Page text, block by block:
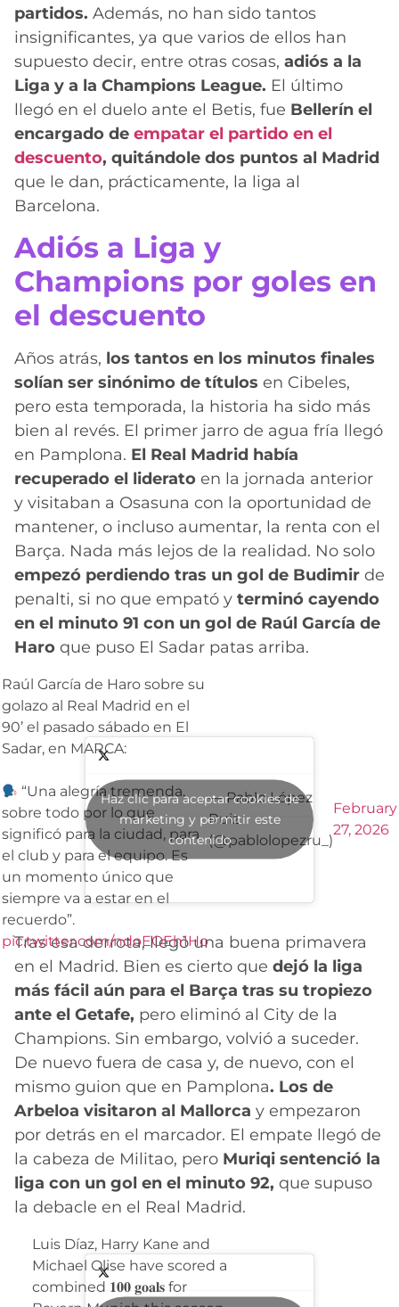
partidos. Además, no han sido tantos
insignificantes, ya que varios de ellos han
supuesto decir, entre otras cosas, adiós a la
Liga y a la Champions League. El último
llegó en el duelo ante el Betis, fue Bellerín el
encargado de empatar el partido en el
descuento, quitándole dos puntos al Madrid
que le dan, prácticamente, la liga al
Barcelona.
Adiós a Liga y
Champions por goles en
el descuento
Años atrás, los tantos en los minutos finales
solían ser sinónimo de títulos en Cibeles,
pero esta temporada, la historia ha sido más
bien al revés. El primer jarro de agua fría llegó
en Pamplona. El Real Madrid había
recuperado el liderato en la jornada anterior
y visitaban a Osasuna con la oportunidad de
mantener, o incluso aumentar, la renta con el
Barça. Nada más lejos de la realidad. No solo
empezó perdiendo tras un gol de Budimir de
penalti, si no que empató y terminó cayendo
en el minuto 91 con un gol de Raúl García de
Haro que puso El Sadar patas arriba.
Raúl García de Haro sobre su
golazo al Real Madrid en el
90’ el pasado sábado en El
Sadar, en MARCA:
“Una alegría tremenda,
sobre todo por lo que
significó para la ciudad, para
el club y para el equipo. Es
un momento único que
siempre va a estar en el
recuerdo”.
pic.twitter.com/ndoEOEh1Ho
— Pablo López
Ruiz
(@pablolopezru_)
February
27, 2026
Haz clic para aceptar cookies de
marketing y permitir este
contenido
Tras esa derrota, llegó una buena primavera
en el Madrid. Bien es cierto que dejó la liga
más fácil aún para el Barça tras su tropiezo
ante el Getafe, pero eliminó al City de la
Champions. Sin embargo, volvió a suceder.
De nuevo fuera de casa y, de nuevo, con el
mismo guion que en Pamplona. Los de
Arbeloa visitaron al Mallorca y empezaron
por detrás en el marcador. El empate llegó de
la cabeza de Militao, pero Muriqi sentenció la
liga con un gol en el minuto 92, que supuso
la debacle en el Real Madrid.
Luis Díaz, Harry Kane and
Michael Olise have scored a
combined 𝟏𝟎𝟎 𝐠𝐨𝐚𝐥𝐬 for